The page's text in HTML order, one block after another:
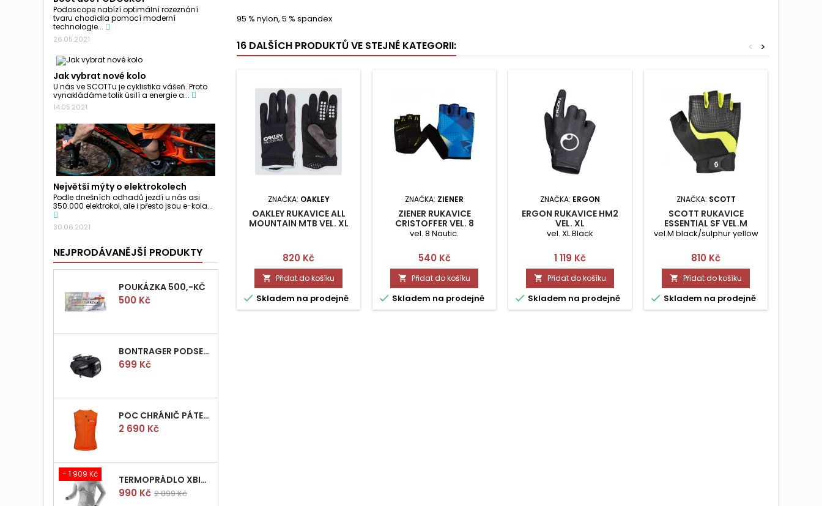
Podoscope nabízí optimální rozeznání
tvaru chodidla pomocí moderní
technologie...
26.05.2021
Jak vybrat nové kolo
U nás ve SCOTTu je cyklistika vášeň. Proto
vynakládáme tolik úsilí a energie a...
14.05.2021
Největší mýty o elektrokolech
Podle dnešních odhadů jezdí u nás asi
350.000 elektrokol, ale i přesto jsou e-kola...
30.06.2021
NEJPRODÁVANĚJŠÍ PRODUKTY
POUKÁZKA 500,-KČ
Cena
500 Kč
BONTRAGER PODSEDLOVÁ BRAŠNIČKA PRO QUICK S
Cena
699 Kč
POC CHRÁNIČ PÁTEŘE POCITO VPD AIR VEST VEL.M
Cena
2 690 Kč
- 1 909 Kč TERMOPRÁDLO XBIONIC RADIACTOR WOMAN SHIRT LONGS L/XL
Cena
990 Kč Běžná
2 899 Kč
95 % nylon, 5 % spandex
16 DALŠÍCH PRODUKTŮ VE STEJNÉ KATEGORII: >
<
ZNAČKA: OAKLEY
OAKLEY RUKAVICE ALL
MOUNTAIN MTB VEL. XL
Cena
820 Kč
 Přidat do košíku
 Skladem na prodejně
ZNAČKA: ZIENER
ZIENER RUKAVICE
CRISTOFFER VEL. 8
vel. 8 Nautic.
Cena
540 Kč
 Přidat do košíku
 Skladem na prodejně
ZNAČKA: ERGON
ERGON RUKAVICE HM2
VEL. XL
vel. XL Black
Cena
1 119 Kč
 Přidat do košíku
 Skladem na prodejně
ZNAČKA: SCOTT
SCOTT RUKAVICE
ESSENTIAL SF VEL.M
vel.M black/sulphur yellow
Cena
810 Kč
 Přidat do košíku
 Skladem na prodejně